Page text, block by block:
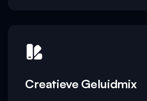
Creatieve Geluidmix